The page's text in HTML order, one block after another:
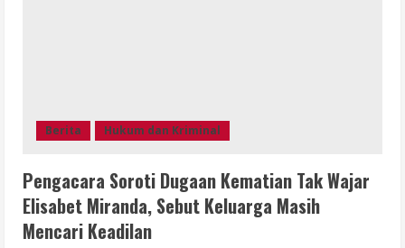
Berita Hukum dan Kriminal
Pengacara Soroti Dugaan Kematian Tak Wajar
Elisabet Miranda, Sebut Keluarga Masih
Mencari Keadilan